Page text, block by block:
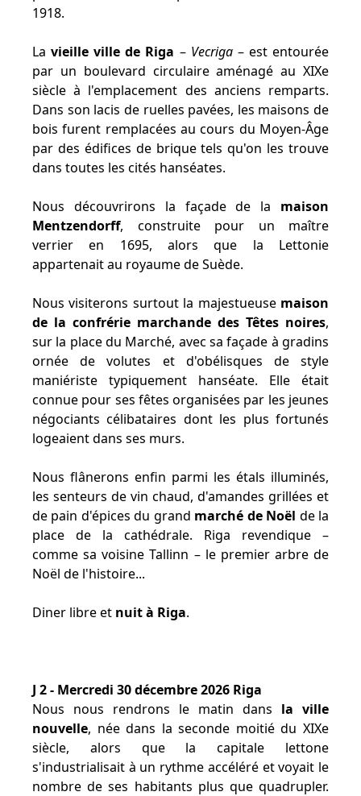
1918.
Lavieille ville de Riga – Vecriga– est entourée
par un boulevard circulaire aménagé au XIXe
siècle à l'emplacement des anciens remparts.
Dans son lacis de ruelles pavées, les maisons de
bois furent remplacées au cours du Moyen-Âge
par des édifices de brique tels qu'on les trouve
dans toutes les cités hanséates.
Nous découvrirons la façade de la maison
Mentzendorff, construite pour un maître
verrier en 1695, alors que la Lettonie
appartenait au royaume de Suède.
Nous visiterons surtout la majestueuse maison
de la confrérie marchande des Têtes noires,
sur la place du Marché, avec sa façade à gradins
ornée de volutes et d'obélisques de style
maniériste typiquement hanséate. Elle était
connue pour ses fêtes organisées par les jeunes
négociants célibataires dont les plus fortunés
logeaient dans ses murs.
Nous flânerons enfin parmi les étals illuminés,
les senteurs de vin chaud, d'amandes grillées et
de pain d'épices du grand marché de Noël de la
place de la cathédrale. Riga revendique –
comme sa voisine Tallinn – le premier arbre de
Noël de l'histoire...
Diner libre et nuit à Riga.
J 2 - Mercredi 30 décembre 2026 Riga
Nous nous rendrons le matin dans la ville
nouvelle, née dans la seconde moitié du XIXe
siècle, alors que la capitale lettone
s'industrialisait à un rythme accéléré et voyait le
nombre de ses habitants plus que quadrupler.